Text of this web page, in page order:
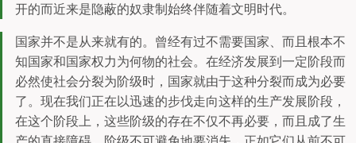
开的而近来是隐蔽的奴隶制始终伴随着文明时代。
国家并不是从来就有的。曾经有过不需要国家、而且根本不
知国家和国家权力为何物的社会。在经济发展到一定阶段而
必然使社会分裂为阶级时，国家就由于这种分裂而成为必要
了。现在我们正在以迅速的步伐走向这样的生产发展阶段，
在这个阶段上，这些阶级的存在不仅不再必要，而且成了生